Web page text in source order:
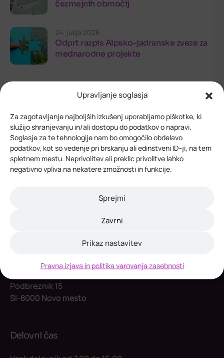
Upravljanje soglasja
Za zagotavljanje najboljših izkušenj uporabljamo piškotke, ki
služijo shranjevanju in/ali dostopu do podatkov o napravi.
Soglasje za te tehnologije nam bo omogočilo obdelavo
podatkov, kot so vedenje pri brskanju ali edinstveni ID-ji, na tem
spletnem mestu. Neprivolitev ali preklic privolitve lahko
negativno vpliva na nekatere zmožnosti in funkcije.
Sprejmi
Zavrni
Prikaz nastavitev
Pravna izjava in politika varovanja zasebnosti
čezmejnih območij
24. julija 2026
Odprt razpis Alpsko-jadranske zveze za
mednarodne projekte
kontaktirajte nas
Vedno smo vam pripravljeni
pomagati in odgovoriti na
Novo mesto d.o.o.
Podbreznik 15
SI-8000 Novo mesto
Delovni čas